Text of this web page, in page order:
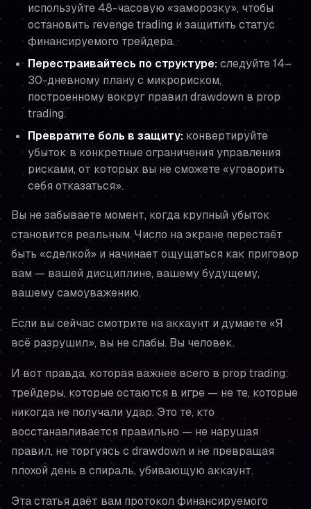
используйте 48-часовую «заморозку», чтобы
остановить revenge trading и защитить статус
финансируемого трейдера.
Перестраивайтесь по структуре:следуйте 14–
30-дневному плану с микрориском,
построенному вокруг правил drawdown в prop
trading.
Превратите боль в защиту: конвертируйте
убыток в конкретные ограничения управления
рисками, от которых вы не сможете «уговорить
себя отказаться».
Вы не забываете момент, когда крупный убыток
становится реальным. Число на экране перестаёт
быть «сделкой» и начинает ощущаться как приговор
вам — вашей дисциплине, вашему будущему,
вашему самоуважению.
Если вы сейчас смотрите на аккаунт и думаете «Я
всё разрушил», вы не слабы. Вы человек.
И вот правда, которая важнее всего в prop trading:
трейдеры, которые остаются в игре — не те, которые
никогда не получали удар. Это те, кто
восстанавливается правильно — не нарушая
правил, не торгуясь с drawdown и не превращая
плохой день в спираль, убивающую аккаунт.
Эта статья даёт вам протокол финансируемого